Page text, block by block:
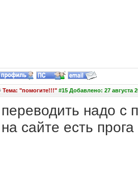
Тема: "помогите!!!"#15 Добавлено: 27 августа
переводить надо с
на сайте есть прога